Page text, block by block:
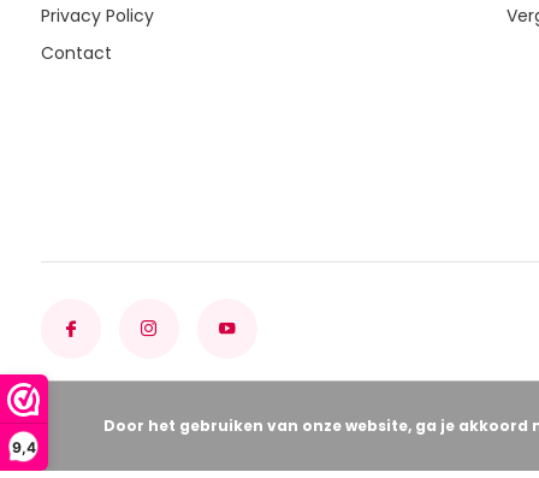
9,4
Privacy Policy
Contact
Door het gebruiken van onze website, ga je